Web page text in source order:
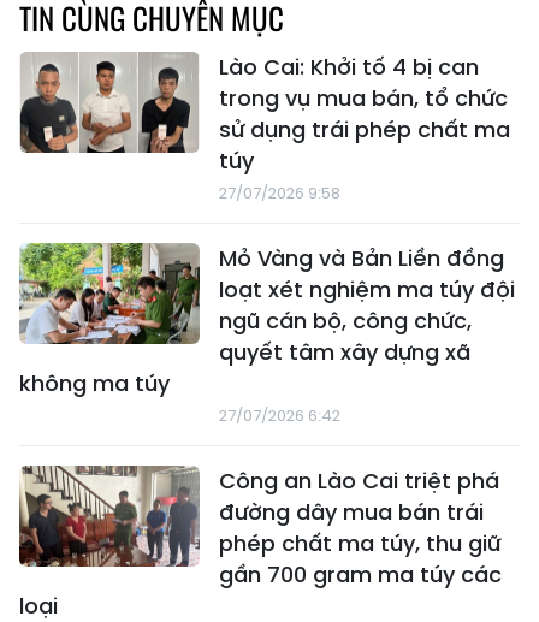
TIN CÙNG CHUYÊN MỤC
Lào Cai: Khởi tố 4 bị can
trong vụ mua bán, tổ chức
sử dụng trái phép chất ma
túy
27/07/2026 9:58
Mỏ Vàng và Bản Liền đồng
loạt xét nghiệm ma túy đội
ngũ cán bộ, công chức,
quyết tâm xây dựng xã
không ma túy
27/07/2026 6:42
Công an Lào Cai triệt phá
đường dây mua bán trái
phép chất ma túy, thu giữ
gần 700 gram ma túy các
loại